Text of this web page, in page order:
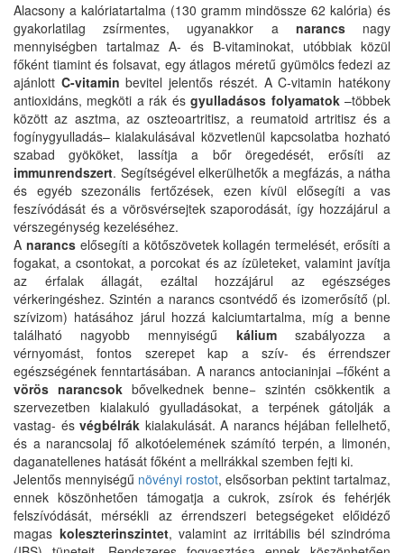
Alacsony a kalóriatartalma (130 gramm mindössze 62 kalória) és
gyakorlatilag zsírmentes, ugyanakkor a narancsnagy
mennyiségben tartalmaz A- és B-vitaminokat, utóbbiak közül
főként tiamint és folsavat, egy átlagos méretű gyümölcs fedezi az
ajánlott C-vitamin bevitel jelentős részét. A C-vitamin hatékony
antioxidáns, megköti a rák ésgyulladásos folyamatok–többek
között az asztma, az oszteoartritisz, a reumatoid artritisz és a
fogínygyulladás– kialakulásával közvetlenül kapcsolatba hozható
szabad gyököket, lassítja a bőr öregedését, erősíti az
immunrendszert. Segítségével elkerülhetők a megfázás, a nátha
és egyéb szezonális fertőzések, ezen kívül elősegíti a vas
feszívódását és a vörösvérsejtek szaporodását, így hozzájárul a
vérszegénység kezeléséhez.
A narancselősegíti a kötőszövetek kollagén termelését, erősíti a
fogakat, a csontokat, a porcokat és az ízületeket, valamint javítja
az érfalak állagát, ezáltal hozzájárul az egészséges
vérkeringéshez. Szintén a narancs csontvédő és izomerősítő (pl.
szívizom) hatásához járul hozzá kalciumtartalma, míg a benne
található nagyobb mennyiségű káliumszabályozza a
vérnyomást, fontos szerepet kap a szív- és érrendszer
egészségének fenntartásában. A narancs antocianinjai –főként a
vörös narancsok bővelkednek benne− szintén csökkentik a
szervezetben kialakuló gyulladásokat, a terpének gátolják a
vastag- ésvégbélrák kialakulását. A narancs héjában fellelhető,
és a narancsolaj fő alkotóelemének számító terpén, a limonén,
daganatellenes hatását főként a mellrákkal szemben fejti ki.
Jelentős mennyiségű növényi rostot, elsősorban pektint tartalmaz,
ennek köszönhetően támogatja a cukrok, zsírok és fehérjék
felszívódását, mérsékli az érrendszeri betegségeket előidéző
magas koleszterinszintet, valamint az irritábilis bél szindróma